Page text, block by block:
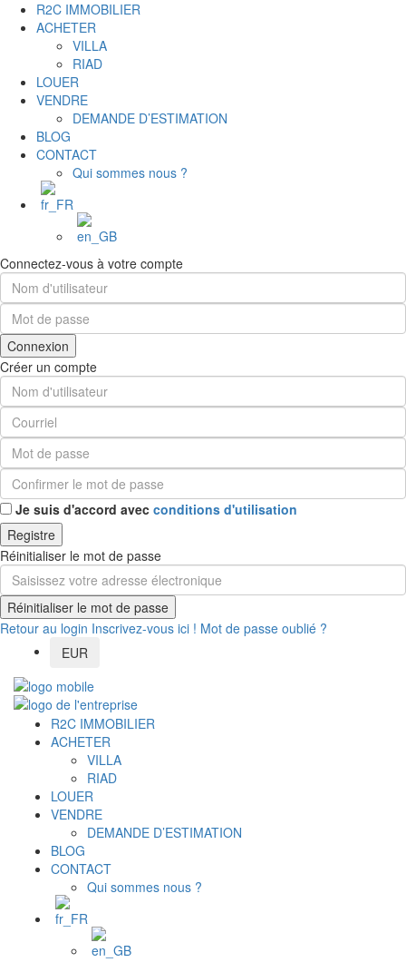
R2C IMMOBILIER
ACHETER
VILLA
RIAD
LOUER
VENDRE
DEMANDE D’ESTIMATION
BLOG
CONTACT
Qui sommes nous ?
Connectez-vous à votre compte
Connexion
Créer un compte
Je suis d'accord avec conditions d'utilisation
Registre
Réinitialiser le mot de passe
Réinitialiser le mot de passe
Retour au login Inscrivez-vous ici ! Mot de passe oublié ?
EUR
R2C IMMOBILIER
ACHETER
VILLA
RIAD
LOUER
VENDRE
DEMANDE D’ESTIMATION
BLOG
CONTACT
Qui sommes nous ?